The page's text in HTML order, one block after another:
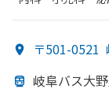
〒501-0521
岐阜バス大